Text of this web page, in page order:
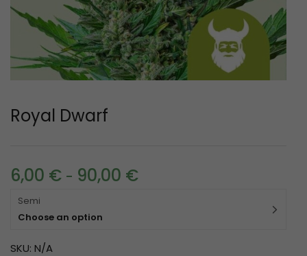
Royal Dwarf
6,00 € - 90,00 €
Semi
Choose an option
SKU: N/A